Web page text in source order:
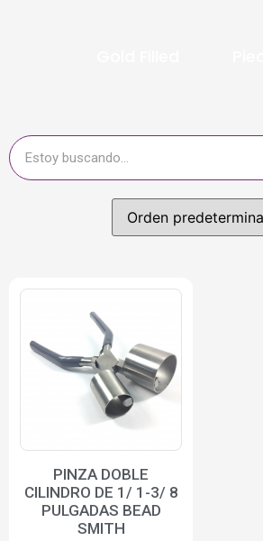
PINZA DOBLE
CILINDRO DE 1/ 1-3/ 8
PULGADAS BEAD
SMITH